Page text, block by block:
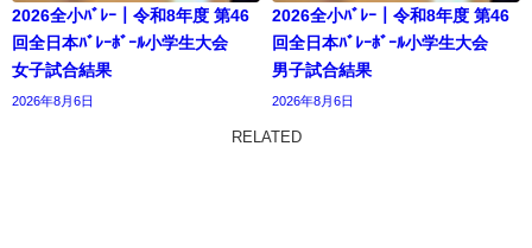
2026全小ﾊﾞﾚｰ｜令和8年度 第46
回全日本ﾊﾞﾚｰﾎﾞｰﾙ小学生大会
女子試合結果
2026年8月6日
2026全小ﾊﾞﾚｰ｜令和8年度 第46
回全日本ﾊﾞﾚｰﾎﾞｰﾙ小学生大会
男子試合結果
2026年8月6日
RELATED